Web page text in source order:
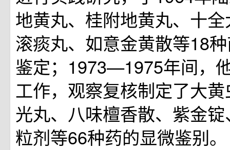
地黄丸、桂附地黄丸、十
滚痰丸、如意金黄散等18
鉴定；1973—1975年间，
工作，观察复核制定了大
光丸、八味檀香散、紫金
粒剂等66种药的显微鉴别。